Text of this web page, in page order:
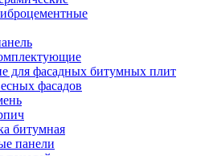
для фасадных битумных плит
фасадов
битумная
панели